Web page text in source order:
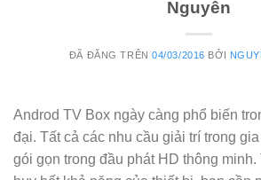
Nguyên
ĐÃ ĐĂNG TRÊN04/03/2016 BỞI
Androd TV Box ngày càng phổ biến
đại. Tất cả các nhu cầu giải trí trong
gói gọn trong đầu phát HD thông